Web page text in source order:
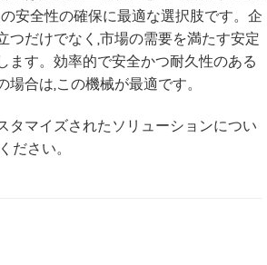
安全性の確保に最適な選択肢です。企
つだけでなく,市場の需要を満たす安定
ます。効率的で安全かつ耐久性のある
合は,この機械が最適です。
タマイズされたソリューションについ
ださい。